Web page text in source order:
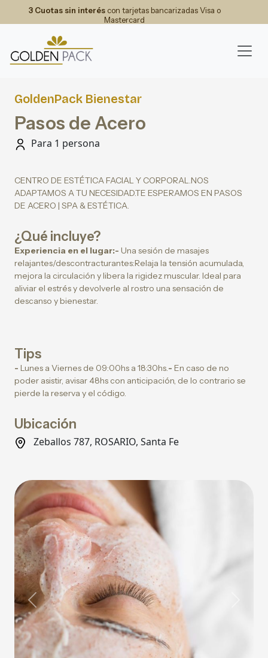
3 Cuotas sin interéscon tarjetas bancarizadas Visa o
Mastercard
GoldenPack Bienestar
Pasos de Acero
Para 1 persona
CENTRO DE ESTÉTICA FACIAL Y CORPORAL.NOS
ADAPTAMOS A TU NECESIDAD.TE ESPERAMOS EN PASOS
DE ACERO | SPA & ESTÉTICA.
¿Qué incluye?
Experiencia en el lugar:- Una sesión de masajes
relajantes/descontracturantes:Relaja la tensión acumulada,
mejora la circulación y libera la rigidez muscular. Ideal para
aliviar el estrés y devolverle al rostro una sensación de
descanso y bienestar.
Tips
- Lunes a Viernes de 09:00hs a 18:30hs.- En caso de no
poder asistir, avisar 48hs con anticipación, de lo contrario se
pierde la reserva y el código.
Ubicación
Zeballos 787, ROSARIO, Santa Fe
Previous